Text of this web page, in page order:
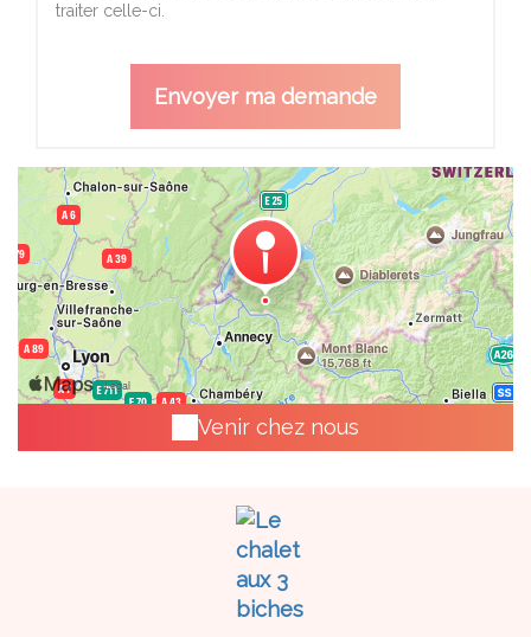
traiter celle-ci.
Venir chez nous